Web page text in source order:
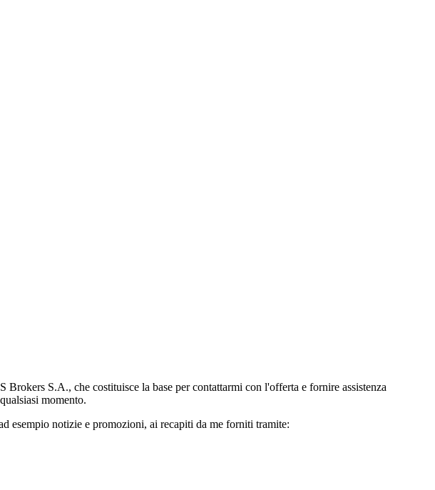
S.A., che costituisce la base per contattarmi con l'offerta e fornire assistenza
momento.
notizie e promozioni, ai recapiti da me forniti tramite: